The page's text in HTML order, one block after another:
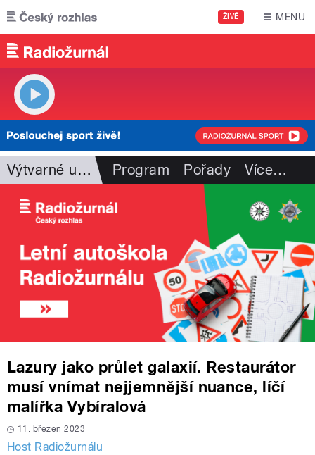
Přejít k hlavnímu obsahu
ŽIVĚ MENU
Výtvarné umění Program Pořady Více…
Lazury jako průlet galaxií. Restaurátor
musí vnímat nejjemnější nuance, líčí
malířka Vybíralová
11. březen 2023
Host Radiožurnálu